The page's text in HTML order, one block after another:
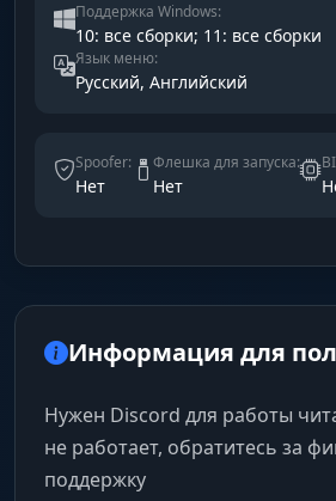
Поддержка Windows:
10: все сборки; 11: все сборки
Язык меню:
Русский, Английский
Spoofer:
Нет
Флешка для запуска:
Нет
Информация для
Нужен Discord для работы
не работает, обратитесь за
поддержку